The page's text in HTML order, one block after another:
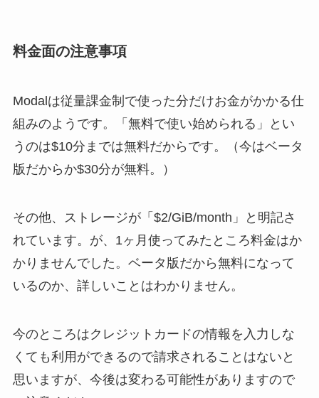
料金面の注意事項
Modalは従量課金制で使った分だけお金がかかる仕
組みのようです。「無料で使い始められる」とい
うのは$10分までは無料だからです。（今はベータ
版だからか$30分が無料。）
その他、ストレージが「$2/GiB/month」と明記さ
れています。が、1ヶ月使ってみたところ料金はか
かりませんでした。ベータ版だから無料になって
いるのか、詳しいことはわかりません。
今のところはクレジットカードの情報を入力しな
くても利用ができるので請求されることはないと
思いますが、今後は変わる可能性がありますので